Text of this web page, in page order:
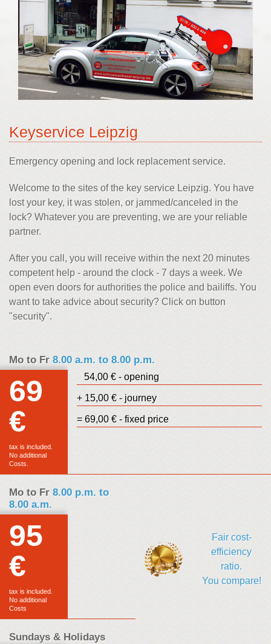
Keyservice Leipzig
Emergency opening and lock replacement service.
Welcome to the sites of the key service Leipzig. You have
lost your key, it was stolen, or jammed/canceled in the
lock? Whatever you are preventing, we are your reliable
partner.
After you call, you will receive within the next 20 minutes
competent help - around the clock - 7 days a week. We
open even doors for authorities the police and bailiffs. You
want to take advice about security? Click on button
"security".
Mo to Fr 8.00 a.m. to 8.00 p.m.
69
€ Euro
sales
tax is included.
No additional
Costs.
54,00 € - opening
+ 15,00 € - journey
= 69,00 € - fixed price
Mo to Fr 8.00 p.m. to
8.00 a.m.
95
€
sales
tax is included.
No additional
Costs
Fair cost-
efficiency
ratio.
You compare!
Sundays & Holidays